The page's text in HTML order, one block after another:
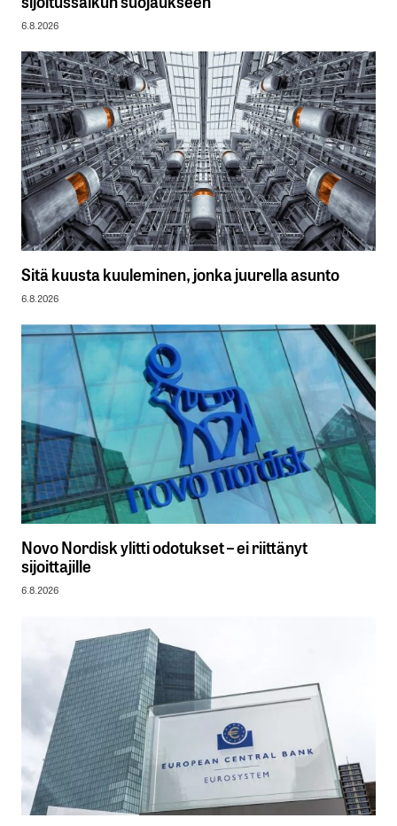
6.8.2026
Sitä kuusta kuuleminen, jonka juurella asunto
6.8.2026
Novo Nordisk ylitti odotukset – ei riittänyt
sijoittajille
6.8.2026